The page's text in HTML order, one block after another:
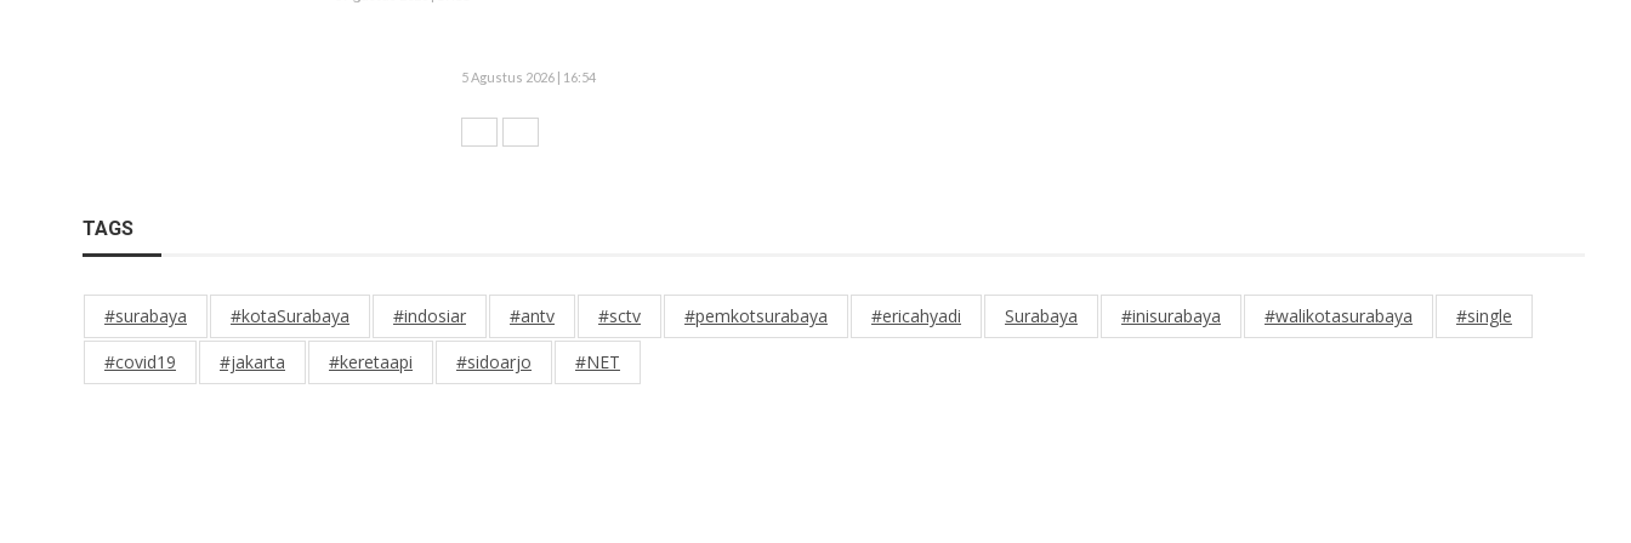
5 Agustus 2026 | 16:54
TAGS
#surabaya #kotaSurabaya #indosiar #antv #sctv #pemkotsurabaya #ericahyadi Surabaya #inisurabaya #walikotasurabaya
#single
#covid19
#jakarta #keretaapi #sidoarjo #NET